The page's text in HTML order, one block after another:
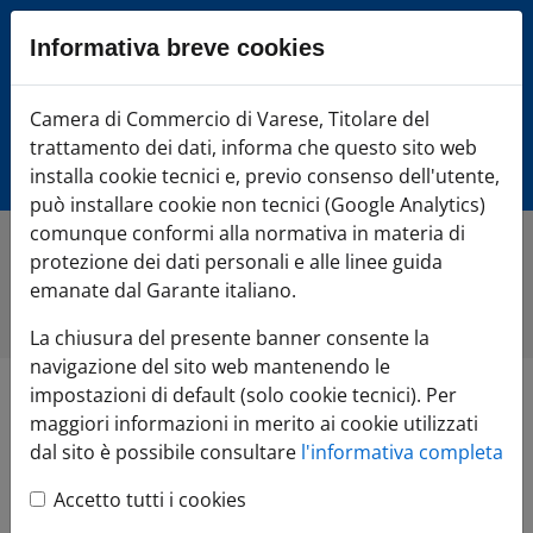
Sezione salto blocchi
Vai alla sezione dedicata alle informazioni correlate
Vai al footer
Camera di Commercio Varese
Home»Comunicazione»Tutte le notizie»Varese si
conferma Terra d'Impresa: Nel 2025 oltre 3.800 nuove
iscrizioni
Varese si conferma
Terra d'Impresa: Nel
Informativa breve cookies
Camera di Commercio di Varese, Titolare del
trattamento dei dati, informa che questo sito web
installa cookie tecnici e, previo consenso dell'utente,
può installare cookie non tecnici (Google Analytics)
comunque conformi alla normativa in materia di
protezione dei dati personali e alle linee guida
emanate dal Garante italiano.
La chiusura del presente banner consente la
navigazione del sito web mantenendo le
impostazioni di default (solo cookie tecnici). Per
maggiori informazioni in merito ai cookie utilizzati
dal sito è possibile consultare l'informativa completa
Accetto tutti i cookies